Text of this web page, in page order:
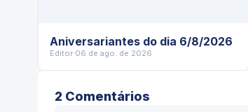
Aniversariantes do dia 6/8/2026
Editor·06 de ago. de 2026
2Comentários